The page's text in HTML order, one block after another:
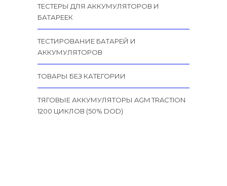
ТЕСТЕРЫ ДЛЯ АККУМУЛЯТОРОВ И
БАТАРЕЕК
ТЕСТИРОВАНИЕ БАТАРЕЙ И
АККУМУЛЯТОРОВ
ТОВАРЫ БЕЗ КАТЕГОРИИ
ТЯГОВЫЕ АККУМУЛЯТОРЫ AGM TRACTION
1200 ЦИКЛОВ (50% DOD)